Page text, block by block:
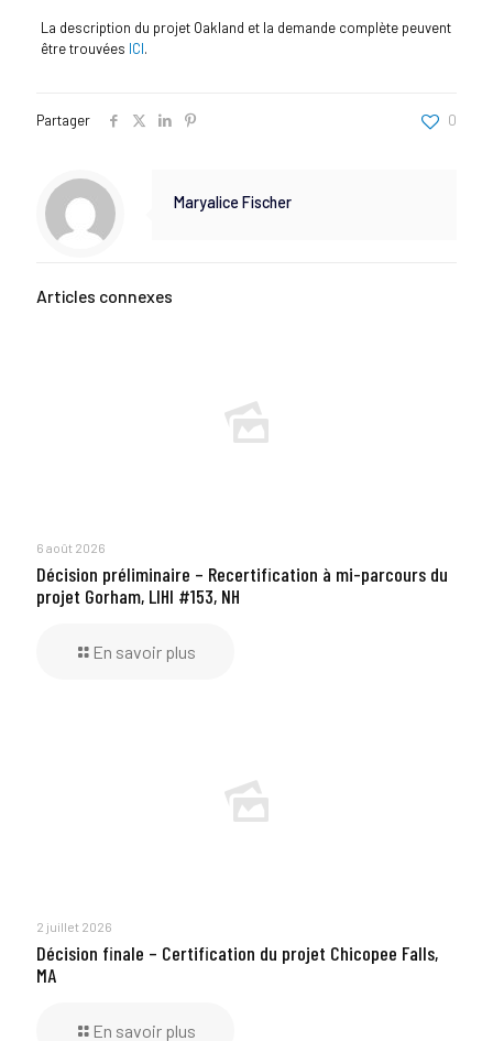
La description du projet Oakland et la demande complète peuvent
être trouvées ICI.
Partager 0
Maryalice Fischer
Articles connexes
6 août 2026
Décision préliminaire – Recertification à mi-parcours du
projet Gorham, LIHI #153, NH
En savoir plus
2 juillet 2026
Décision finale – Certification du projet Chicopee Falls,
MA
En savoir plus